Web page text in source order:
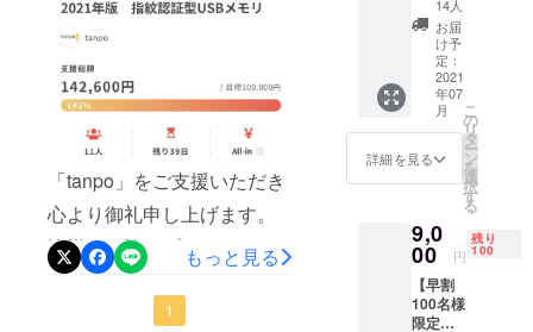
に検討していただければ幸
いです！ 最後までどうぞよ
ろしくお願い致します。
「tanpo」をご支援いただき
心より御礼申し上げます。
皆様のお陰でプロジェクト
開始わずか一週間で目標金
額の142％を達成することが
もっと見る
1
USBtou
ch×１
USBtou
ch 1つ
［一般
販売予
定価格
12,000
円］の
30％OF
8,400円
の
USBtou
ch1つ ※
皆様の
応援購
14人
お届
け予
定：
2021
年07
月
詳細を見る
こ
の
リ
タ
ー
ン
を
選
択
す
る
9,0
00 円
残り
100
【早割
100名様
限定